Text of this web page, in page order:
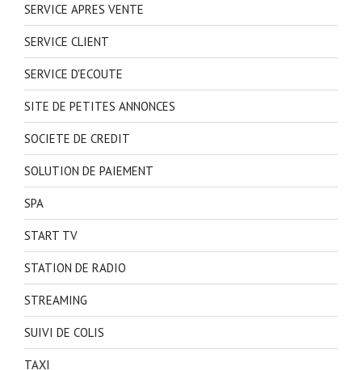
SERVICE APRES VENTE
SERVICE CLIENT
SERVICE D'ECOUTE
SITE DE PETITES ANNONCES
SOCIETE DE CREDIT
SOLUTION DE PAIEMENT
SPA
START TV
STATION DE RADIO
STREAMING
SUIVI DE COLIS
TAXI